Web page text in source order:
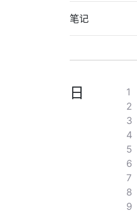
笔记
日
1
2
3
4
5
6
7
8
9